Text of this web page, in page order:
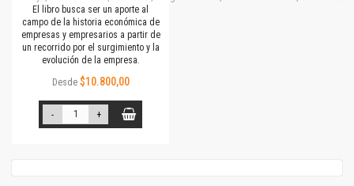
El libro busca ser un aporte al
campo de la historia económica de
empresas y empresarios a partir de
un recorrido por el surgimiento y la
evolución de la empresa.
Desde $10.800,00
- +